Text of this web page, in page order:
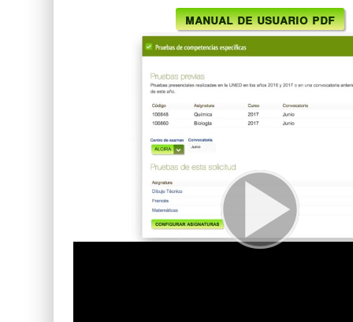
Manual de usuario PDF